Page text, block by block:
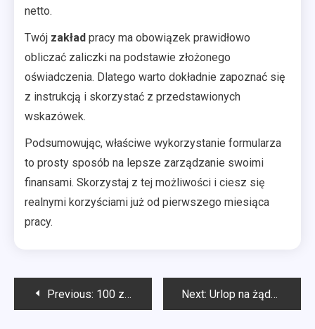
netto.
Twój zakład pracy ma obowiązek prawidłowo
obliczać zaliczki na podstawie złożonego
oświadczenia. Dlatego warto dokładnie zapoznać się
z instrukcją i skorzystać z przedstawionych
wskazówek.
Podsumowując, właściwe wykorzystanie formularza
to prosty sposób na lepsze zarządzanie swoimi
finansami. Skorzystaj z tej możliwości i ciesz się
realnymi korzyściami już od pierwszego miesiąca
pracy.
Nawigacja
Previous: 100 zł dziennie online – realne metody zarabiania w internecie Next: Urlop na żądanie – kiedy możesz go wykorzystać?